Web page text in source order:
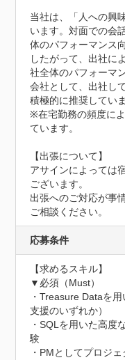
当社は、「人への興
います。対面での会
体のパフォーマンス
したがって、出社に
社全体のパフォーマ
会社として、出社し
積極的に推奨していま
※在宅勤務の頻度に
ています。
【出張について】
アサインによっては
ございます。
出張へのご対応が事
ご相談ください。
応募条件
【求めるスキル】
▼必須（Must）
・Treasure Dataを
支援のいずれか）
・SQLを用いた高度
験
・PMとしてプロジ